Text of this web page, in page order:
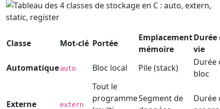
Classe Mot-clé Portée
Emplacement
mémoire
Durée
vie
Automatiqueauto Bloc local Pile (stack)
Durée
bloc
Externe extern
Tout le
programmeSegment de
Durée